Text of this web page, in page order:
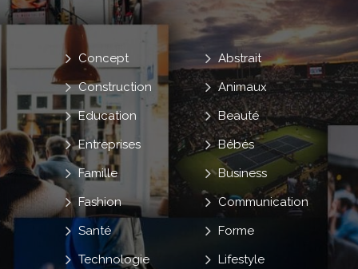
Abstrait
Animaux
Beauté
Bébés
Business
Communication
Concept
Construction
Education
Entreprises
Famille
Fashion
Forme
Lifestyle
Santé
Technologie